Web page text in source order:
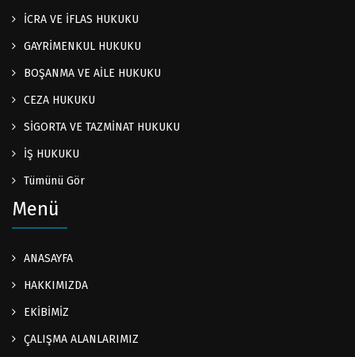
İCRA VE İFLAS HUKUKU
GAYRİMENKUL HUKUKU
BOŞANMA VE AİLE HUKUKU
CEZA HUKUKU
SİGORTA VE TAZMİNAT HUKUKU
İŞ HUKUKU
Tümünü Gör
Menü
ANASAYFA
HAKKIMIZDA
EKİBİMİZ
ÇALIŞMA ALANLARIMIZ